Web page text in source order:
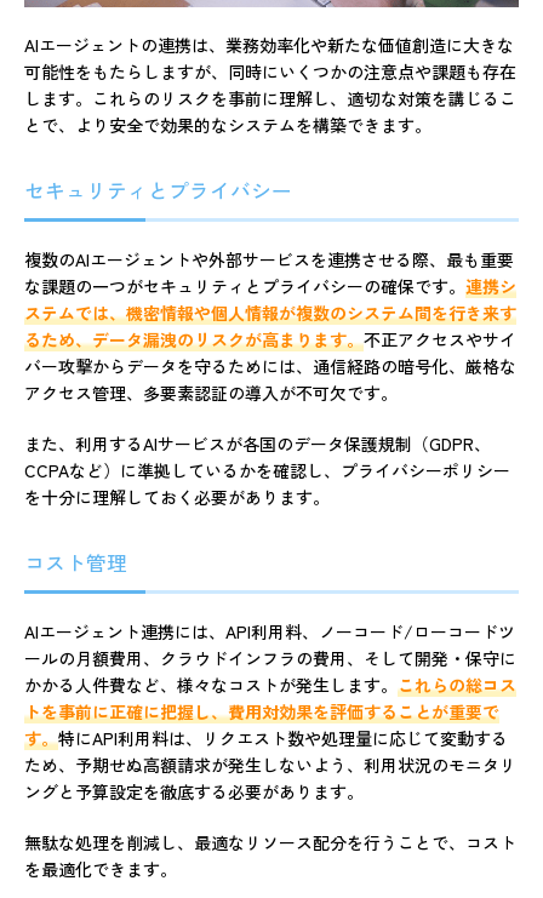
AIエージェントの連携は、業務効率化や新たな価値創造に大きな
可能性をもたらしますが、同時にいくつかの注意点や課題も存在
します。これらのリスクを事前に理解し、適切な対策を講じるこ
とで、より安全で効果的なシステムを構築できます。
セキュリティとプライバシー
複数のAIエージェントや外部サービスを連携させる際、最も重要
な課題の一つがセキュリティとプライバシーの確保です。 連携シ
ステムでは、機密情報や個人情報が複数のシステム間を行き来す
るため、データ漏洩のリスクが高まります。不正アクセスやサイ
バー攻撃からデータを守るためには、通信経路の暗号化、厳格な
アクセス管理、多要素認証の導入が不可欠です。
また、利用するAIサービスが各国のデータ保護規制（GDPR、
CCPAなど）に準拠しているかを確認し、プライバシーポリシー
を十分に理解しておく必要があります。
コスト管理
AIエージェント連携には、API利用料、ノーコード/ローコードツ
ールの月額費用、クラウドインフラの費用、そして開発・保守に
かかる人件費など、様々なコストが発生します。 これらの総コス
トを事前に正確に把握し、費用対効果を評価することが重要で
す。特にAPI利用料は、リクエスト数や処理量に応じて変動する
ため、予期せぬ高額請求が発生しないよう、利用状況のモニタリ
ングと予算設定を徹底する必要があります。
無駄な処理を削減し、最適なリソース配分を行うことで、コスト
を最適化できます。